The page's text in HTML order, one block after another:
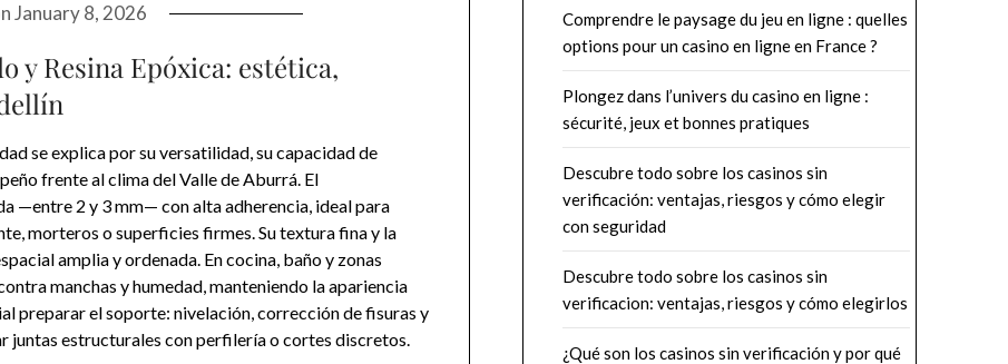
January 8, 2026
y Resina Epóxica: estética,
se explica por su versatilidad, su capacidad de
frente al clima del Valle de Aburrá. El
—entre 2 y 3 mm— con alta adherencia, ideal para
morteros o superficies firmes. Su textura fina y la
amplia y ordenada. En cocina, baño y zonas
manchas y humedad, manteniendo la apariencia
preparar el soporte: nivelación, corrección de fisuras y
juntas estructurales con perfilería o cortes discretos.
Comprendre le paysage du jeu en ligne : quelles
options pour un casino en ligne en France ?
Plongez dans l’univers du casino en ligne :
sécurité, jeux et bonnes pratiques
Descubre todo sobre los casinos sin
verificación: ventajas, riesgos y cómo elegir
con seguridad
Descubre todo sobre los casinos sin
verificacion: ventajas, riesgos y cómo elegirlos
¿Qué son los casinos sin verificación y por qué